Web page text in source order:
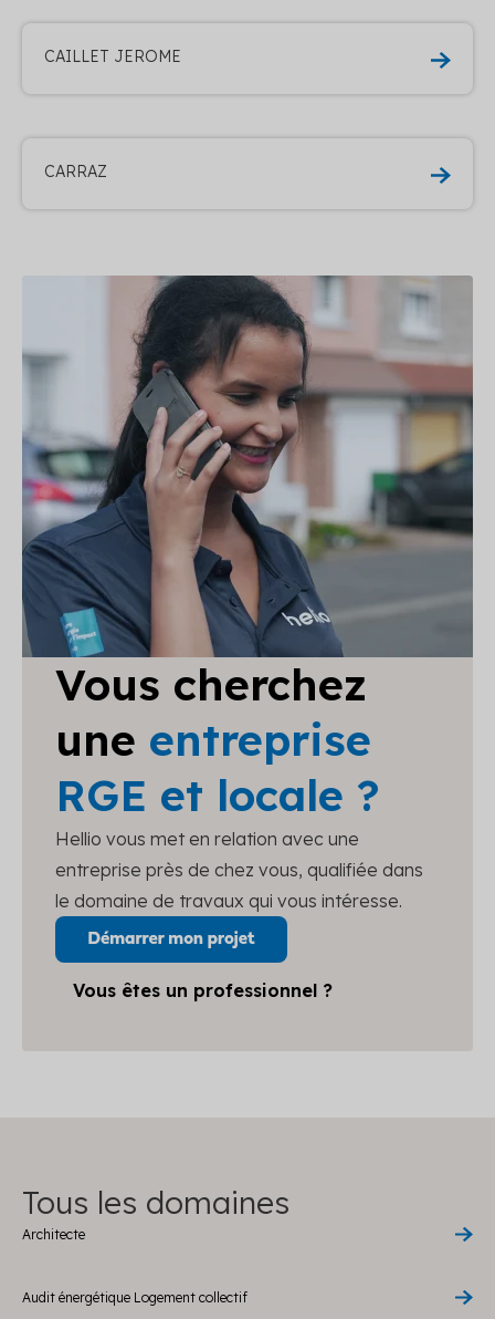
CAILLET JEROME
CARRAZ
Vous cherchez
une entreprise
RGE et locale ?
Hellio vous met en relation avec une
entreprise près de chez vous, qualifiée dans
le domaine de travaux qui vous intéresse.
Vous êtes un professionnel ?
Tous les domaines
Architecte
Audit énergétique Logement collectif